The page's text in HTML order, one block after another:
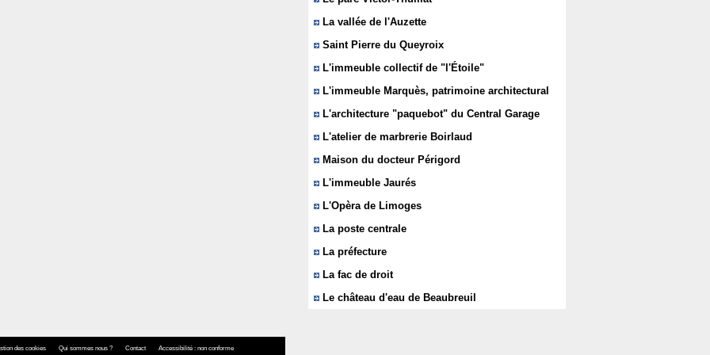
La vallée de l'Auzette
Saint Pierre du Queyroix
L'immeuble collectif de "l'Étoile"
L'immeuble Marquès, patrimoine architectural
L'architecture "paquebot" du Central Garage
L'atelier de marbrerie Boirlaud
Maison du docteur Périgord
L'immeuble Jaurés
L'Opèra de Limoges
La poste centrale
La préfecture
La fac de droit
Le château d'eau de Beaubreuil
des cookies Qui sommes nous ? Contact Accessibilité : non conforme